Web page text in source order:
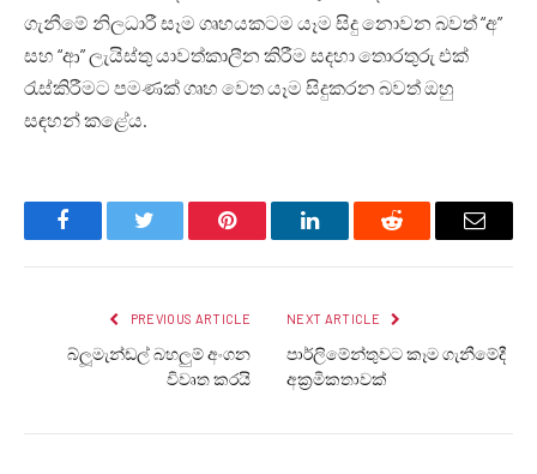
ගැනීමේ නිලධාරී සෑම ගෘහයකටම යෑම සිදු නොවන බවත් “අ”
සහ “ආ” ලැයිස්තු යාවත්කාලීන කිරීම සදහා තොරතුරු එක්
රැස්කිරීමට පමණක් ගෘහ වෙත යෑම සිදුකරන බවත් ඔහු
සඳහන් කළේය.
FacebookTwitter Pinterest LinkedInReddit Email
PREVIOUS ARTICLE
බ්ලූමැන්ඩල් බහලුම් අංගන
විවෘත කරයි
NEXT ARTICLE
පාර්ලිමේන්තුවට කෑම ගැනීමේදී
අක්‍රමිකතාවක්